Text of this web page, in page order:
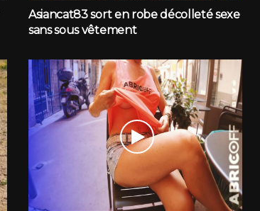
Asiancat83 sort en robe décolleté sexe
sans sous vêtement